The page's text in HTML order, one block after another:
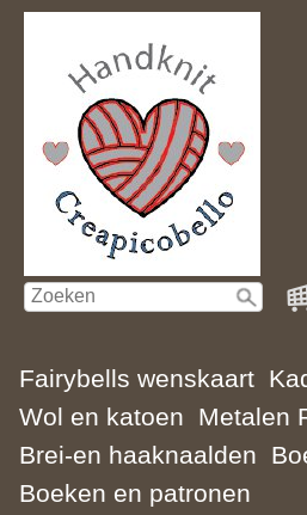
Fairybells wenskaart
Wol en katoen
Metalen
Brei-en haaknaalden
Boeken en patronen